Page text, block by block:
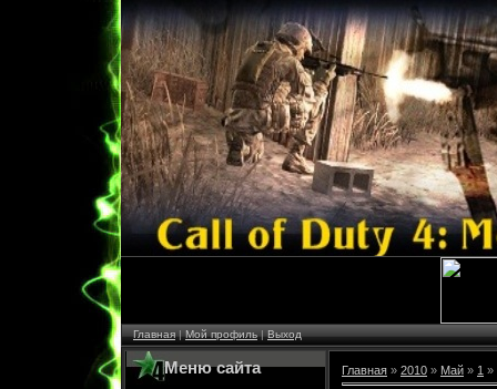
Главная|Мой профиль|Выход
Меню сайта Главная » 2010 » Май » 1 »